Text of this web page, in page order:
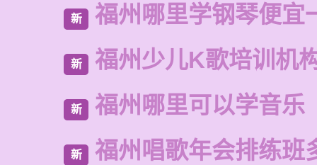
新 福州哪里学钢琴便宜
新 福州少儿K歌培训机
新 福州哪里可以学音乐
新 福州唱歌年会排练班